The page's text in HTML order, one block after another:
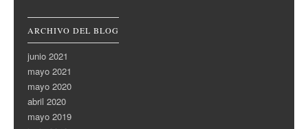
ARCHIVO DEL BLOG
junio 2021
mayo 2021
mayo 2020
abril 2020
mayo 2019